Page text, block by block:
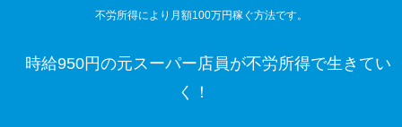
不労所得により月額100万円稼ぐ方法です。
時給950円の元スーパー店員が不労所得で生きてい
く！